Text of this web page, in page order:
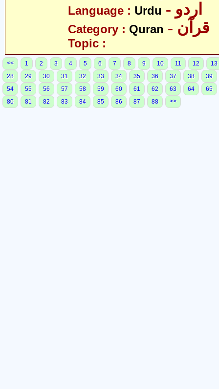
Language : Urdu - اردو
Category : Quran - قرآن
Topic :
<< 1 2 3 4 5 6 7 8 9 10 11 12
13
28
29 30 31 32 33 34 35 36 37 38
39
54
55 56 57 58 59 60 61 62 63 64
65
80
81 82 83 84 85 86 87 88 >>